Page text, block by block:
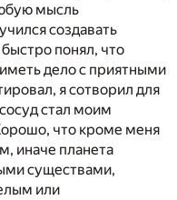
мысль
создавать
понял, что
дело с приятными
я сотворил для
стал моим
что кроме меня
иначе планета
существами,
или